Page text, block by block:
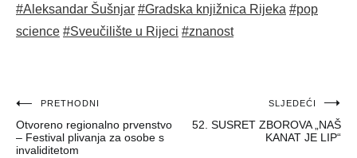
#Aleksandar Šušnjar #Gradska knjižnica Rijeka #pop
science #Sveučilište u Rijeci #znanost
Navigacija
objava
PRETHODNI
Otvoreno regionalno prvenstvo
– Festival plivanja za osobe s
invaliditetom
SLJEDEĆI
52. SUSRET ZBOROVA „NAŠ
KANAT JE LIP“